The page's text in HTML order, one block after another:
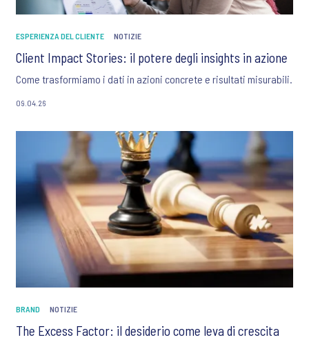
ESPERIENZA DEL CLIENTE NOTIZIE
Client Impact Stories: il potere degli insights in azione
Come trasformiamo i dati in azioni concrete e risultati misurabili.
09.04.26
BRAND NOTIZIE
The Excess Factor: il desiderio come leva di crescita